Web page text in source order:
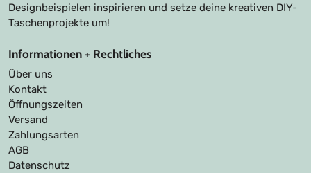
Designbeispielen inspirieren und setze deine kreativen DIY-
Taschenprojekte um!
Informationen + Rechtliches
Über uns
Kontakt
Öffnungszeiten
Versand
Zahlungsarten
AGB
Datenschutz